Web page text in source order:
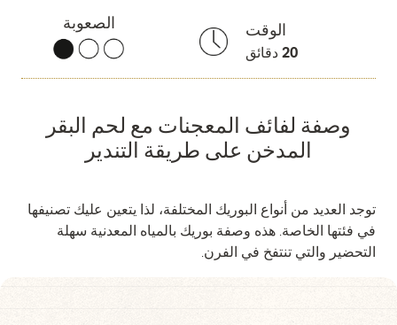
الصعوبة الوقت
20 دقائق
وصفة لفائف المعجنات مع لحم البقر
المدخن على طريقة التندير
توجد العديد من أنواع البوريك المختلفة، لذا يتعين عليك تصنيفها
في فئتها الخاصة. هذه وصفة بوريك بالمياه المعدنية سهلة
التحضير والتي تنتفخ في الفرن.